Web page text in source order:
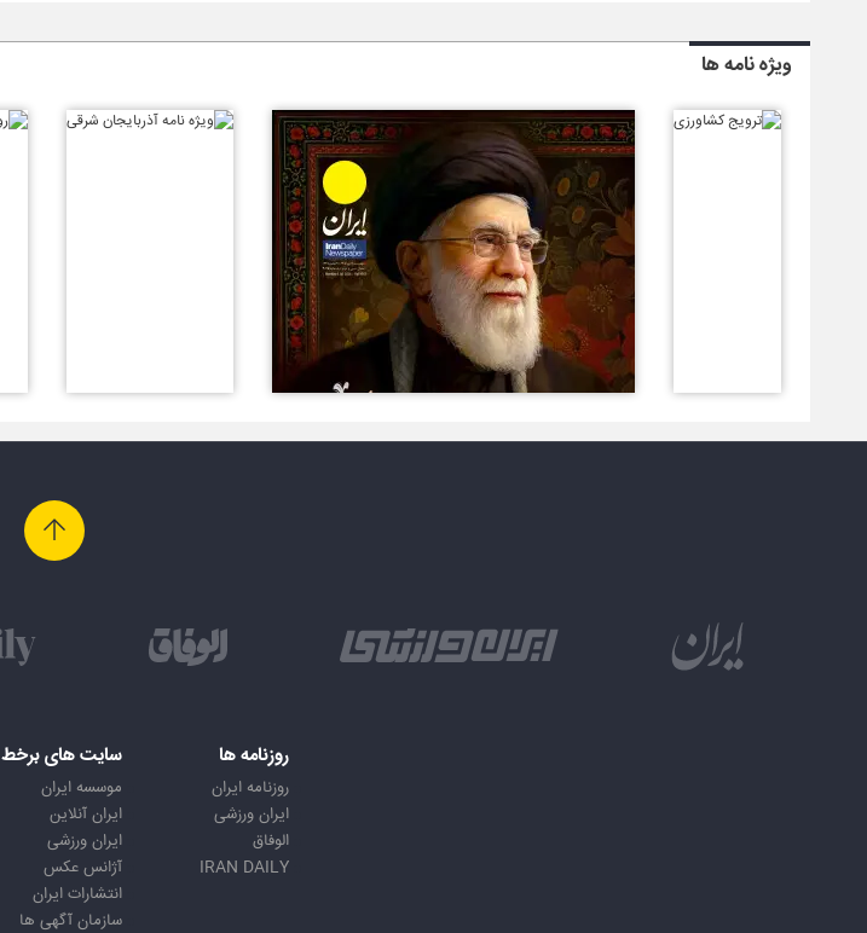
ویژه نامه ها
روزنامه ها
روزنامه ایران
ایران ورزشی
الوفاق
IRAN DAILY
سایت های برخط
موسسه ایران
ایران آنلاین
ایران ورزشی
آژانس عکس
انتشارات ایران
سازمان آگهی ها